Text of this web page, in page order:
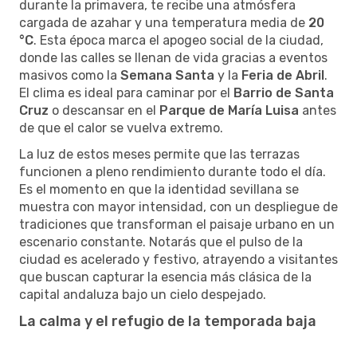
durante la primavera, te recibe una atmósfera
cargada de azahar y una temperatura media de 20
°C. Esta época marca el apogeo social de la ciudad,
donde las calles se llenan de vida gracias a eventos
masivos como la Semana Santa y la Feria de Abril.
El clima es ideal para caminar por el Barrio de Santa
Cruz o descansar en el Parque de María Luisa antes
de que el calor se vuelva extremo.
La luz de estos meses permite que las terrazas
funcionen a pleno rendimiento durante todo el día.
Es el momento en que la identidad sevillana se
muestra con mayor intensidad, con un despliegue de
tradiciones que transforman el paisaje urbano en un
escenario constante. Notarás que el pulso de la
ciudad es acelerado y festivo, atrayendo a visitantes
que buscan capturar la esencia más clásica de la
capital andaluza bajo un cielo despejado.
La calma y el refugio de la temporada baja